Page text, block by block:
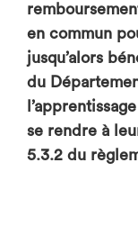
en commun
jusqu’alors
du
se rendre à
5.3.2 du